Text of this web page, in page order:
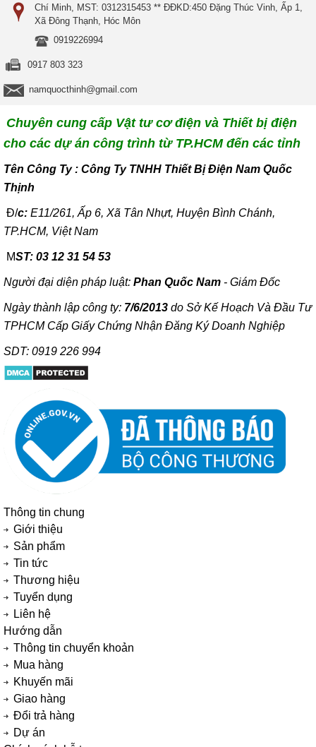
Chí Minh, MST: 0312315453 ** ĐĐKD:450 Đặng Thúc Vinh, Ấp 1,
Xã Đông Thạnh, Hóc Môn
0919226994
0917 803 323
namquocthinh@gmail.com
Chuyên cung cấp Vật tư cơ điện và Thiết bị điện
cho các dự án công trình từ TP.HCM đến các tỉnh
Tên Công Ty : Công Ty TNHH Thiết Bị Điện Nam Quốc
Thịnh
Đ/c: E11/261, Ấp 6, Xã Tân Nhựt, Huyện Bình Chánh,
TP.HCM, Việt Nam
MST: 03 12 31 54 53
Người đại diện pháp luật: Phan Quốc Nam - Giám Đốc
Ngày thành lập công ty: 7/6/2013 do Sở Kế Hoạch Và Đầu Tư
TPHCM Cấp Giấy Chứng Nhận Đăng Ký Doanh Nghiệp
SDT: 0919 226 994
Thông tin chung
Giới thiệu
Sản phẩm
Tin tức
Thương hiệu
Tuyển dụng
Liên hệ
Hướng dẫn
Thông tin chuyển khoản
Mua hàng
Khuyến mãi
Giao hàng
Đổi trả hàng
Dự án